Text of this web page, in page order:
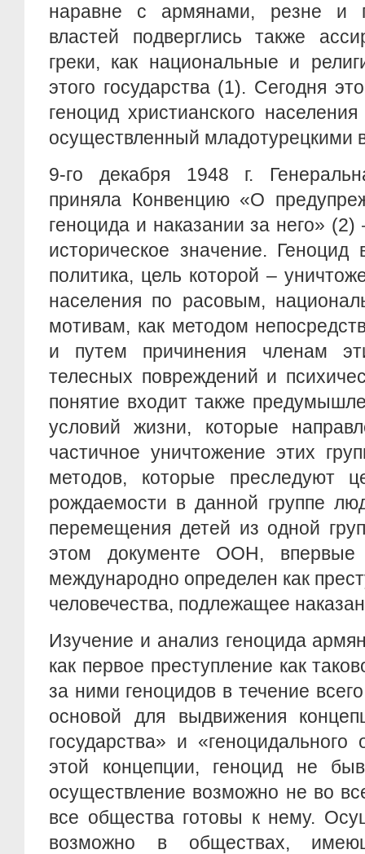
наравне с армянами, резне и
властей подверглись также
греки, как национальные и
этого государства (1). Сегодня
геноцид христианского
осуществленный младотурецкими
9-го декабря 1948 г.
приняла Конвенцию «О
генoцида и наказании за него»
историческое значение.
политика, цель которой –
населения по расовым,
мотивам, как методом
и путем причинения членам
телесных повреждений и
понятие входит также
условий жизни, которые
частичное уничтожение этих
методов, которые преследуют
рождаемости в данной группе
перемещения детей из одной
этом документе ООН, впервые
международно определен как
человечества, подлежащее
Изучение и анализ геноцида
как первое преступление как
за ними геноцидов в течение
основой для выдвижения
государства» и
этой концепции, геноцид не
осуществление возможно не во
все общества готовы к нему.
возможно в обществах,